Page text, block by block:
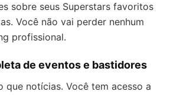
sobre seus Superstars favoritos
Você não vai perder nenhum
profissional.
de eventos e bastidores
que notícias. Você tem acesso a